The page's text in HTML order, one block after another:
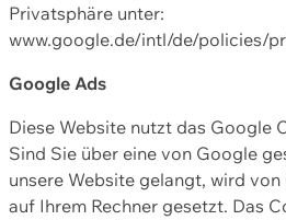
Privatsphäre unter:
www.google.de/intl/de/policies/
Google Ads
Diese Website nutzt das Google
Sind Sie über eine von Google
unsere Website gelangt, wird
auf Ihrem Rechner gesetzt. Das